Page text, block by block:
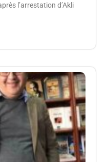
l’arrestation d’Akli